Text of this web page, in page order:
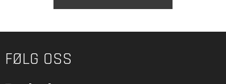
FØLG OSS